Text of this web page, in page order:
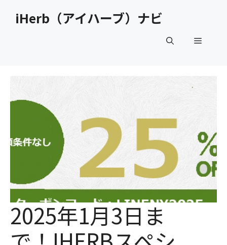
iHerb（アイハーブ）ナビ
メ
ー
2025年1月3日ま